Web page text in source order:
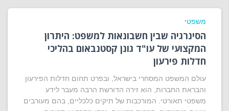
משפטי
הסינרגיה שבין חשבונאות למשפט: היתרון
המקצועי של עו"ד גונן קסטנבאום בהליכי
חדלות פירעון
עולם המשפט המסחרי בישראל, ובפרט תחום חדלות הפירעון
והבראת החברות, הוא זירה הדורשת הרבה מעבר לידע
משפטי תאורטי. המורכבות של תיקים כלכליים, בהם מעורבים